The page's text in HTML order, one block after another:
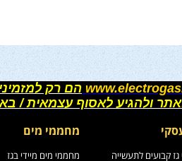
הם רק
ולהגיע לאסוף עצמאית /
מחממי מים
קבועים לתעשייה מחממי מים מיידי בגז